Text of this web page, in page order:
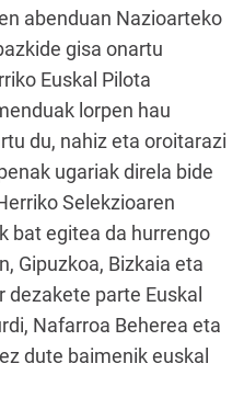
abenduan Nazioarteko
gisa onartu
Euskal Pilota
lorpen hau
du, nahiz eta oroitarazi
ugariak direla bide
Selekzioaren
bat egitea da hurrengo
Gipuzkoa, Bizkaia eta
dezakete parte Euskal
Nafarroa Beherea eta
dute baimenik euskal